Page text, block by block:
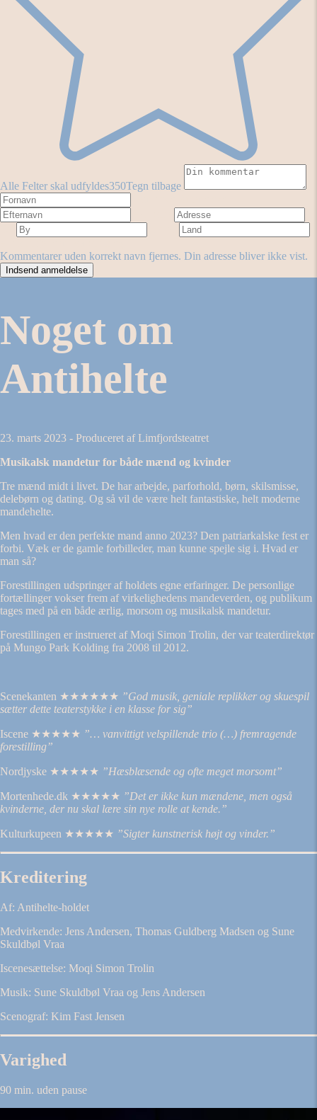
Alle Felter skal udfyldes350Tegn tilbage
Kommentarer uden korrekt navn fjernes. Din adresse bliver ikke vist.
Noget om
Antihelte
23. marts 2023 - Produceret af Limfjordsteatret
Musikalsk mandetur for både mænd og kvinder
Tre mænd midt i livet. De har arbejde, parforhold, børn, skilsmisse,
delebørn og dating. Og så vil de være helt fantastiske, helt moderne
mandehelte.
Men hvad er den perfekte mand anno 2023? Den patriarkalske fest er
forbi. Væk er de gamle forbilleder, man kunne spejle sig i. Hvad er
man så?
Forestillingen udspringer af holdets egne erfaringer. De personlige
fortællinger vokser frem af virkelighedens mandeverden, og publikum
tages med på en både ærlig, morsom og musikalsk mandetur.
Forestillingen er instrueret af Moqi Simon Trolin, der var teaterdirektør
på Mungo Park Kolding fra 2008 til 2012.
Scenekanten ★★★★★★ ”God musik, geniale replikker og skuespil
sætter dette teaterstykke i en klasse for sig”
Iscene ★★★★★ ”… vanvittigt velspillende trio (…) fremragende
forestilling”
Nordjyske ★★★★★ ”Hæsblæsende og ofte meget morsomt”
Mortenhede.dk ★★★★★ ”Det er ikke kun mændene, men også
kvinderne, der nu skal lære sin nye rolle at kende.”
Kulturkupeen ★★★★★ ”Sigter kunstnerisk højt og vinder.”
Kreditering
Af: Antihelte-holdet
Medvirkende: Jens Andersen, Thomas Guldberg Madsen og Sune
Skuldbøl Vraa
Iscenesættelse: Moqi Simon Trolin
Musik: Sune Skuldbøl Vraa og Jens Andersen
Scenograf: Kim Fast Jensen
Varighed
90 min. uden pause